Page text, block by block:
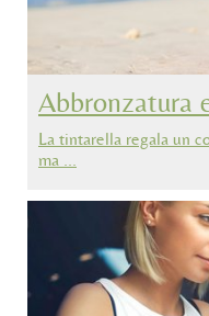
Abbronzatura
La tintarella regala un
ma …